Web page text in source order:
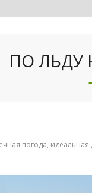
ПО ЛЬДУ
погода,